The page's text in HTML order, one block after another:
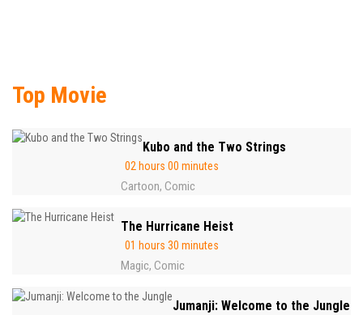
Top Movie
Kubo and the Two Strings
02 hours 00 minutes
Cartoon, Comic
The Hurricane Heist
01 hours 30 minutes
Magic, Comic
Jumanji: Welcome to the Jungle